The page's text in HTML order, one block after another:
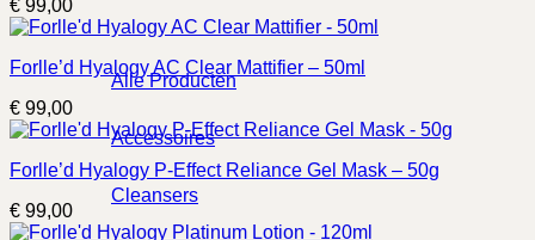
Alle Producten
Accessoires
Cleansers
€ 99,00
Forlle’d Hyalogy AC Clear Mattifier – 50ml
€ 99,00
Forlle’d Hyalogy P-Effect Reliance Gel Mask – 50g
€ 99,00